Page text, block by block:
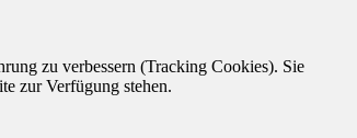
zu verbessern (Tracking Cookies). Sie
zur Verfügung stehen.